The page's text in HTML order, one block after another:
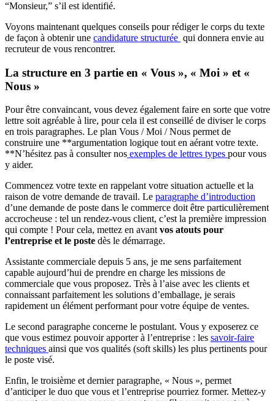
“Monsieur,” s’il est identifié.
Voyons maintenant quelques conseils pour rédiger le corps du texte
de façon à obtenir une candidature structurée qui donnera envie au
recruteur de vous rencontrer.
La structure en 3 partie en « Vous », « Moi » et «
Nous »
Pour être convaincant, vous devez également faire en sorte que votre
lettre soit agréable à lire, pour cela il est conseillé de diviser le corps
en trois paragraphes. Le plan Vous / Moi / Nous permet de
construire une **argumentation logique tout en aérant votre texte.
**N’hésitez pas à consulter nos exemples de lettres types pour vous
y aider.
Commencez votre texte en rappelant votre situation actuelle et la
raison de votre demande de travail. Le paragraphe d’introduction
d’une demande de poste dans le commerce doit être particulièrement
accrocheuse : tel un rendez-vous client, c’est la première impression
qui compte ! Pour cela, mettez en avant vos atouts pour
l’entreprise et le poste dès le démarrage.
Assistante commerciale depuis 5 ans, je me sens parfaitement
capable aujourd’hui de prendre en charge les missions de
commerciale que vous proposez. Très à l’aise avec les clients et
connaissant parfaitement les solutions d’emballage, je serais
rapidement un élément performant pour votre équipe de ventes.
Le second paragraphe concerne le postulant. Vous y exposerez ce
que vous estimez pouvoir apporter à l’entreprise : les savoir-faire
techniques ainsi que vos qualités (soft skills) les plus pertinents pour
le poste visé.
Enfin, le troisième et dernier paragraphe, « Nous », permet
d’anticiper le duo que vous et l’entreprise pourriez former. Mettez-y